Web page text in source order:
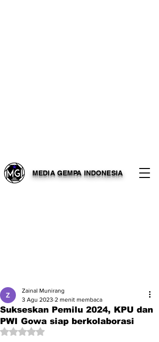
MEDIA GEMPA INDONESIA
Sukseskan Pemilu 2024, KPU dan
PWI Gowa siap berkolaborasi
Zainal Munirang
3 Agu 2023 2 menit membaca
Dinilai NaN dari 5 bintang.